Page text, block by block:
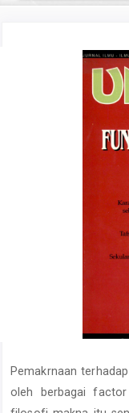
Pemakrnaan
oleh berbagai